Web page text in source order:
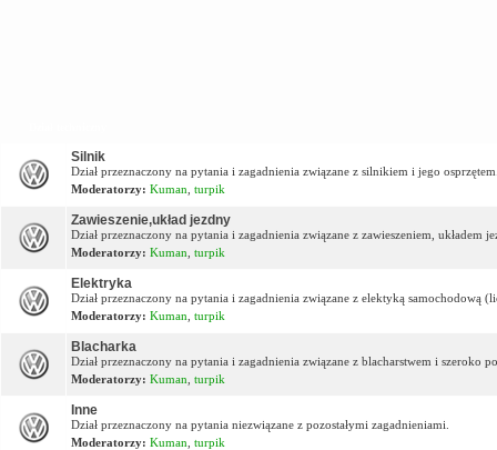
Silnik
Dział przeznaczony na pytania i zagadnienia związane z silnikiem i jego
Moderatorzy: Kuman turpik
Zawieszenie,układ jezdny
Dział przeznaczony na pytania i zagadnienia związane z zawieszeniem, układem
Moderatorzy: Kuman turpik
Elektryka
Dział przeznaczony na pytania i zagadnienia związane z elektyką samochodową
Moderatorzy: Kuman turpik
Blacharka
Dział przeznaczony na pytania i zagadnienia związane z blacharstwem i szeroko
Moderatorzy: Kuman turpik
Inne
Dział przeznaczony na pytania niezwiązane z pozostałymi zagadnieniami.
Moderatorzy: Kuman turpik